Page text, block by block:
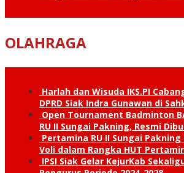
OLAHRAGA
Harlah dan Wisuda IKS.PI
DPRD Siak Indra Gunawan di
Open Tournament Badminton
RU II Sungai Pakning, Resmi
Pertamina RU II Sungai
Voli dalam Rangka HUT
IPSI Siak Gelar KejurKab